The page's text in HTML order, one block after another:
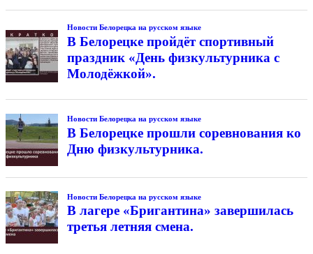
Новости Белорецка на русском языке
В Белорецке пройдёт спортивный
праздник «День физкультурника с
Молодёжкой».
Новости Белорецка на русском языке
В Белорецке прошли соревнования ко
Дню физкультурника.
Новости Белорецка на русском языке
В лагере «Бригантина» завершилась
третья летняя смена.